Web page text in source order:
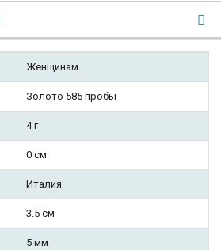
Женщинам
Золото 585 пробы
4 г
0 см
Италия
3.5 см
5 мм